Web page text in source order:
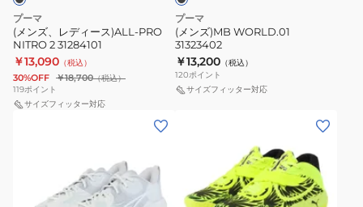
NITRO
2
31284101
プーマ
(メンズ、レディース)ALL-PRO
NITRO 2 31284101
￥13,090 （税込）
30%OFF ￥18,700（税込）
119ポイント
サイズフィッター対応
プーマ
(メンズ)MB WORLD.01
31323402
￥13,200 （税込）
120ポイント
サイズフィッター対応
31323404
ス